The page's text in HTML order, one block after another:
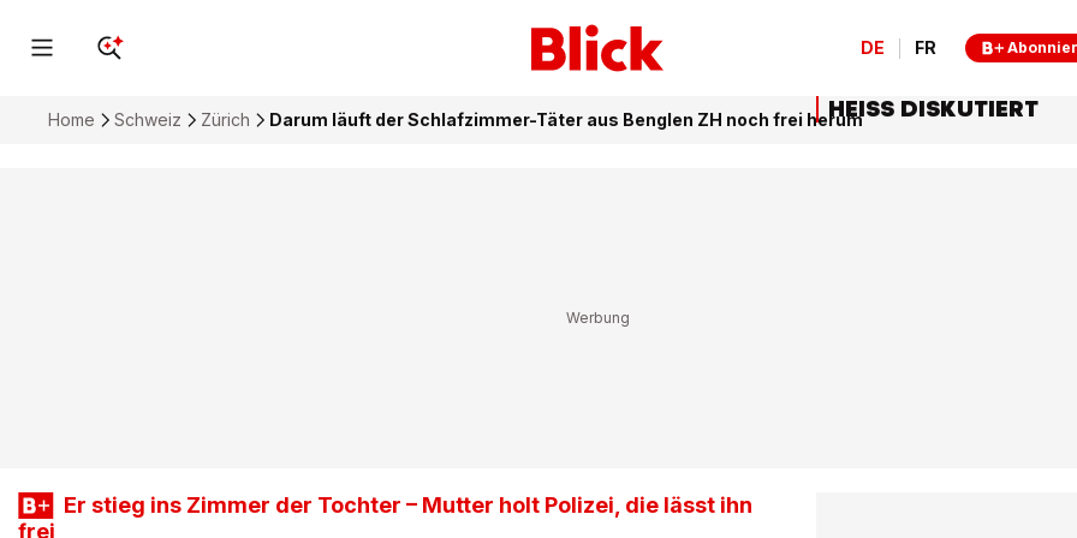
DE FR
Home Schweiz Zürich Darum läuft der Schlafzimmer-Täter aus Benglen ZH noch frei herum
Er stieg ins Zimmer der Tochter – Mutter holt Polizei, die lässt ihn
frei
HEISS DISKUTIERT